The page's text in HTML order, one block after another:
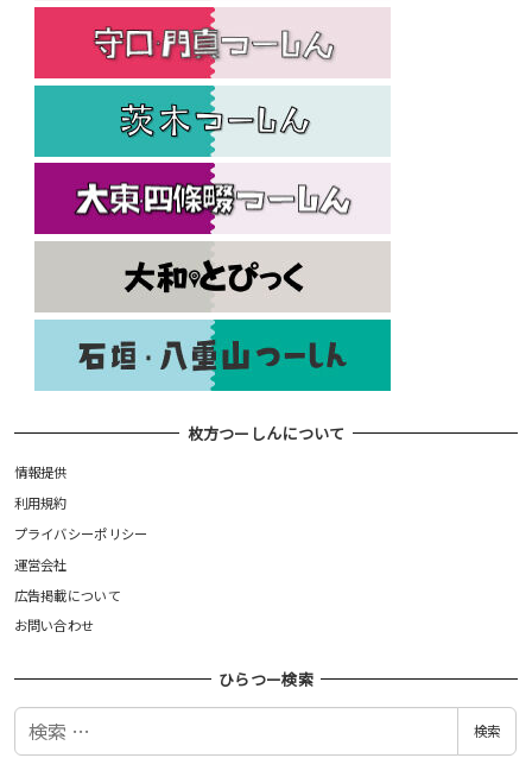
枚方つーしんについて
情報提供
利用規約
プライバシーポリシー
運営会社
広告掲載について
お問い合わせ
ひらつー検索
検
検索